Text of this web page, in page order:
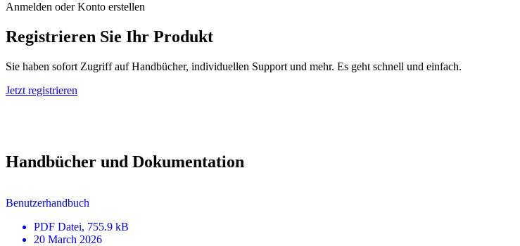
Anmelden oder Konto erstellen
Registrieren Sie Ihr Produkt
Sie haben sofort Zugriff auf Handbücher, individuellen Support und mehr. Es geht schnell und einfach.
Jetzt registrieren
Handbücher und Dokumentation
Benutzerhandbuch
PDF Datei, 755.9 kB
20 March 2026